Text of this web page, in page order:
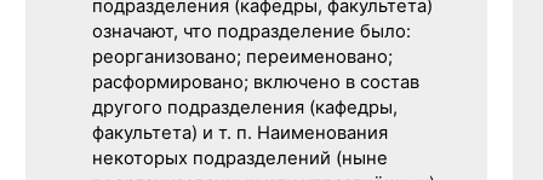
подразделения (кафедры, факультета)
означают, что подразделение было:
реорганизовано; переименовано;
расформировано; включено в состав
другого подразделения (кафедры,
факультета) и т. п. Наименования
некоторых подразделений (ныне